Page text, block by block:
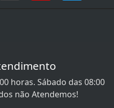
horas. Sábado das 08:00
não Atendemos!